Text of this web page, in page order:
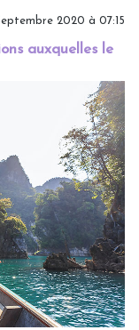
2020 à 07:15
auxquelles le